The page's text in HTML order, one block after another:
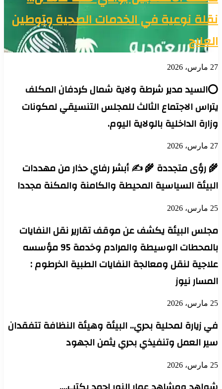
نقلة نوعية في الخدمات الصحية وتوطين
العلاج
27 مارس، 2026
⭕السيد مدير شرطة ولاية شمال كردفان المكلف
يتراس الاجتماع الثالث للمجلس التنسيقي لمكونات
وزارة الداخلية بالولاية اليوم.
27 مارس، 2026
🌾 رؤى متجددة 🌾 ✍️ أبشر رفاي حذار من مهددات
البيئة السياسية المحيطة والكامنة والمكنة مجددا
25 مارس، 2026
مجلس البيئة يكشف عن موقف تقارير نقل النفايات
بالمحطات الوسيطة والمرادم وخدمة 95 مؤسسه
علاجية لنقل ومعالجة النفايات الطبية الخرطوم :
المسار نيوز
25 مارس، 2026
في زيارة لمحلية بحري.. البيئة وهيئة النظافة تتفقدان
سير العمل وتنفيذي بحري يثمن الجهود
25 مارس، 2026